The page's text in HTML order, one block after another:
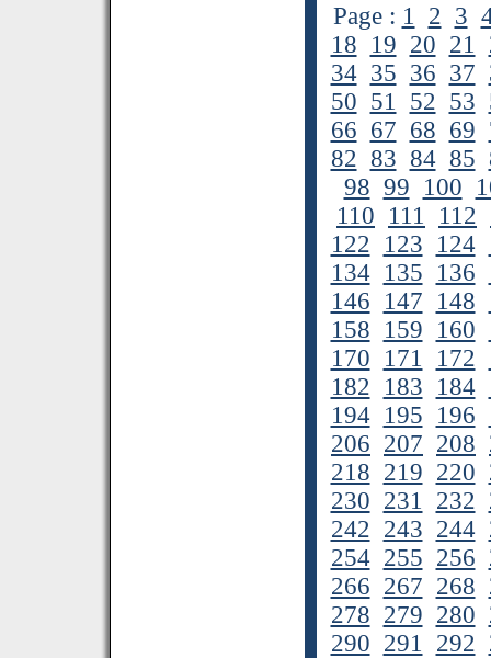
Page : 1 2 3
18 19 20 21
34 35 36 37
50 51 52 53
66 67 68 69
82 83 84 85
98 99 100
110 111 112
122 123 124
134 135 136
146 147 148
158 159 160
170 171 172
182 183 184
194 195 196
206 207 208
218 219 220
230 231 232
242 243 244
254 255 256
266 267 268
278 279 280
290 291 292